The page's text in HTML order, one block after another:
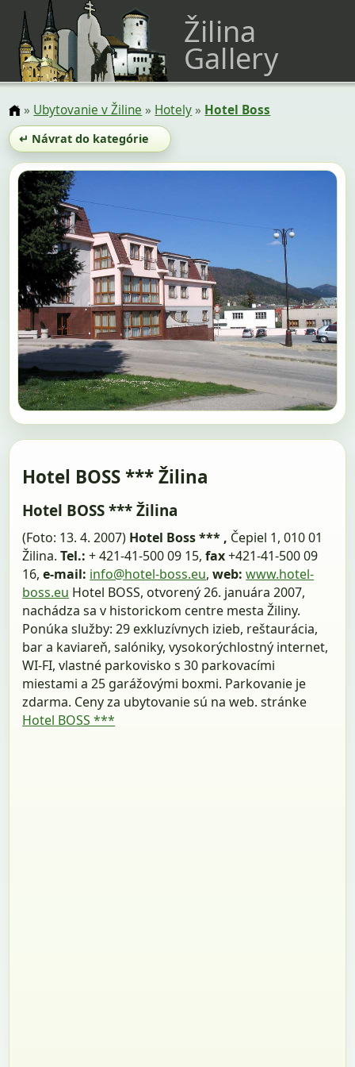
Žilina
Gallery
» Ubytovanie v Žiline » Hotely» Hotel Boss
↵ Návrat do kategórie
Hotel BOSS *** Žilina
Hotel BOSS *** Žilina
(Foto: 13. 4. 2007) Hotel Boss *** , Čepiel 1, 010 01
Žilina.Tel.:+ 421-41-500 09 15,fax+421-41-500 09
16,e-mail: info@hotel-boss.eu,web: www.hotel-
boss.eu Hotel BOSS, otvorený 26. januára 2007,
nachádza sa v historickom centre mesta Žiliny.
Ponúka služby: 29 exkluzívnych izieb, reštaurácia,
bar a kaviareň, salóniky, vysokorýchlostný internet,
WI-FI, vlastné parkovisko s 30 parkovacími
miestami a 25 garážovými boxmi. Parkovanie je
zdarma. Ceny za ubytovanie sú na web. stránke
Hotel BOSS ***